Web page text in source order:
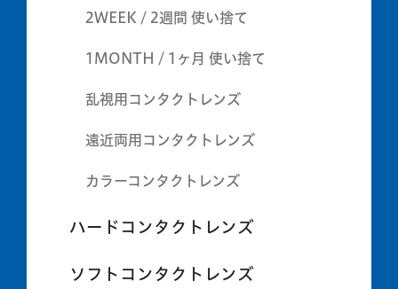
2WEEK / 2週間 使い捨て
1MONTH / 1ヶ月 使い捨て
乱視用コンタクトレンズ
遠近両用コンタクトレンズ
カラーコンタクトレンズ
ハードコンタクトレンズ
ソフトコンタクトレンズ